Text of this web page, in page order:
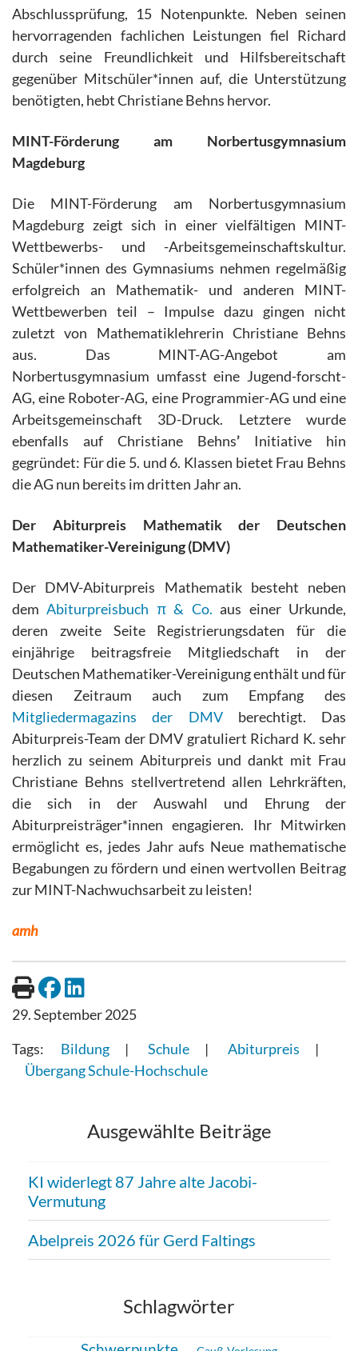
Abschlussprüfung, 15 Notenpunkte. Neben seinen
hervorragenden fachlichen Leistungen fiel Richard
durch seine Freundlichkeit und Hilfsbereitschaft
gegenüber Mitschüler*innen auf, die Unterstützung
benötigten, hebt Christiane Behns hervor.
MINT-Förderung am Norbertusgymnasium
Magdeburg
Die MINT-Förderung am Norbertusgymnasium
Magdeburg zeigt sich in einer vielfältigen MINT-
Wettbewerbs- und -Arbeitsgemeinschaftskultur.
Schüler*innen des Gymnasiums nehmen regelmäßig
erfolgreich an Mathematik- und anderen MINT-
Wettbewerben teil – Impulse dazu gingen nicht
zuletzt von Mathematiklehrerin Christiane Behns
aus. Das MINT-AG-Angebot am
Norbertusgymnasium umfasst eine Jugend-forscht-
AG, eine Roboter-AG, eine Programmier-AG und eine
Arbeitsgemeinschaft 3D-Druck. Letztere wurde
ebenfalls auf Christiane Behns’ Initiative hin
gegründet: Für die 5. und 6. Klassen bietet Frau Behns
die AG nun bereits im dritten Jahr an.
Der Abiturpreis Mathematik der Deutschen
Mathematiker-Vereinigung (DMV)
Der DMV-Abiturpreis Mathematik besteht neben
demAbiturpreisbuch π & Co. aus einer Urkunde,
deren zweite Seite Registrierungsdaten für die
einjährige beitragsfreie Mitgliedschaft in der
Deutschen Mathematiker-Vereinigung enthält und für
diesen Zeitraum auch zum Empfang des
Mitgliedermagazins der DMVberechtigt. Das
Abiturpreis-Team der DMV gratuliert Richard K. sehr
herzlich zu seinem Abiturpreis und dankt mit Frau
Christiane Behns stellvertretend allen Lehrkräften,
die sich in der Auswahl und Ehrung der
Abiturpreisträger*innen engagieren. Ihr Mitwirken
ermöglicht es, jedes Jahr aufs Neue mathematische
Begabungen zu fördern und einen wertvollen Beitrag
zur MINT-Nachwuchsarbeit zu leisten!
amh
29. September 2025
Bildung
Schule
Abiturpreis
Übergang Schule-Hochschule
Ausgewählte Beiträge
KI widerlegt 87 Jahre alte Jacobi-
Vermutung
Abelpreis 2026 für Gerd Faltings
Schlagwörter